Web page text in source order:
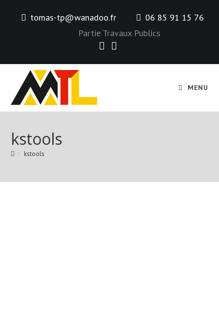
tomas-tp@wanadoo.fr
06 85 91 15 76
Partie Travaux Publics
MENU
kstools
kstools